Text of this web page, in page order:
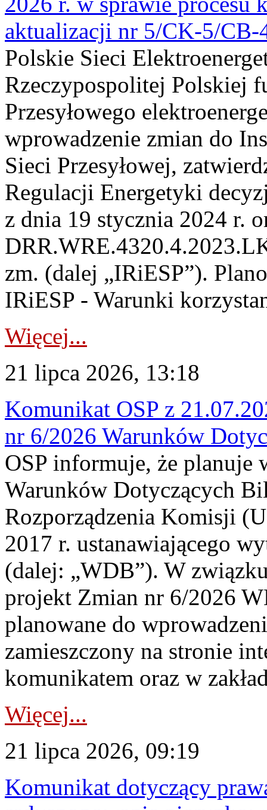
aktualizacji nr 5/CK-5/CB-
Polskie Sieci
Rzeczypospolitej Polskiej
Przesyłowego
wprowadzenie zmian do
Sieci Przesyłowej,
Regulacji Energetyki
z dnia 19 stycznia 2024 r.
zm. (dalej „IRiESP”).
IRiESP - Warunki
Więcej...
21 lipca 2026, 13:18
Komunikat OSP z
nr 6/2026 Warunków
OSP informuje, że planuje
Warunków Dotyczących
Rozporządzenia Komisji
2017 r. ustanawiającego
(dalej: „WDB”). W
projekt Zmian nr 6/2026
planowane do
zamieszczony na stronie
komunikatem oraz w
Więcej...
21 lipca 2026, 09:19
Komunikat dotyczący